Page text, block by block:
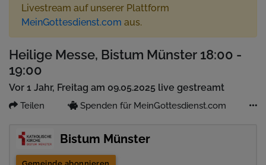
Livestream auf unserer Plattform
MeinGottesdienst.com aus.
Heilige Messe, Bistum Münster 18:00 -
19:00
Vor 1 Jahr, Freitag am 09.05.2025 live gestreamt
Teilen Spenden für MeinGottesdienst.com
Bistum Münster
Gemeinde abonnieren